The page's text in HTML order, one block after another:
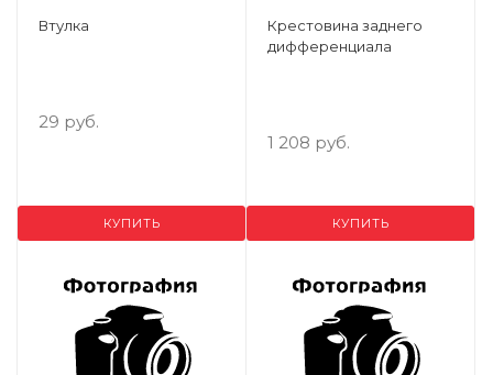
Втулка
29 руб.
КУПИТЬ
Крестовина заднего
дифференциала
1 208 руб.
КУПИТЬ